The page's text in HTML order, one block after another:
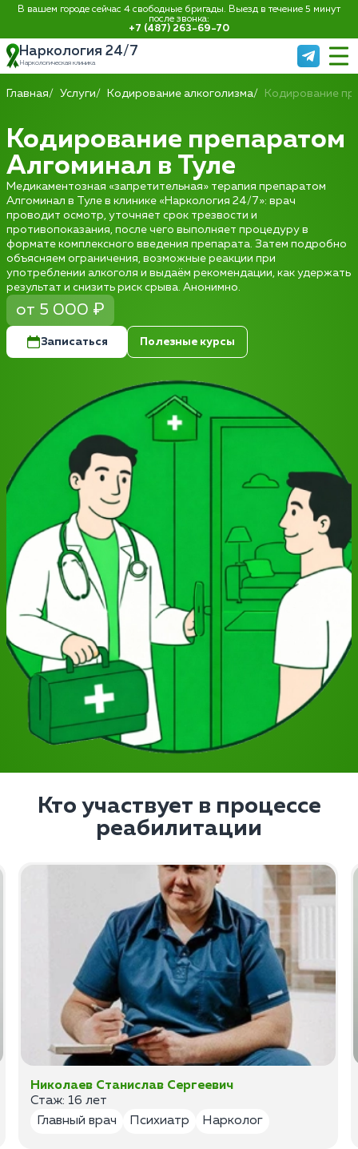
В вашем городе сейчас 4 свободные бригады. Выезд в течение 5 минут
после звонка:
+7 (487) 263-69-70
Наркология 24/7
Наркологическая клиника
Главная Услуги Кодирование алкоголизма Кодирование
Кодирование препаратом
Алгоминал в Туле
Медикаментозная «запретительная» терапия препаратом
Алгоминал в Туле в клинике «Наркология 24/7»: врач
проводит осмотр, уточняет срок трезвости и
противопоказания, после чего выполняет процедуру в
формате комплексного введения препарата. Затем подробно
объясняем ограничения, возможные реакции при
употреблении алкоголя и выдаём рекомендации, как удержать
результат и снизить риск срыва. Анонимно.
от 5 000 ₽
Записаться Полезные курсы
Кто участвует в процессе
реабилитации
Николаев Станислав Сергеевич
Стаж: 16 лет
Главный врач
Психиатр Нарколог